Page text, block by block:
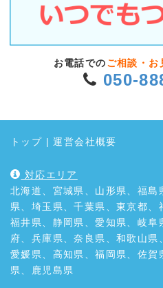
お電話での ご相談・お
050-
トップ |運営会社概要
対応エリア
北海道、宮城県、山形県、福島
県、埼玉県、千葉県、東京都、
福井県、静岡県、愛知県、岐阜
府、兵庫県、奈良県、和歌山県
愛媛県、高知県、福岡県、佐賀
県、鹿児島県